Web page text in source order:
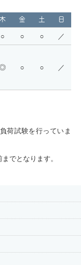
木 金 土
日
○ ○ ○ ／
○ ○ ／
荷試験を行っていま
でとなります。